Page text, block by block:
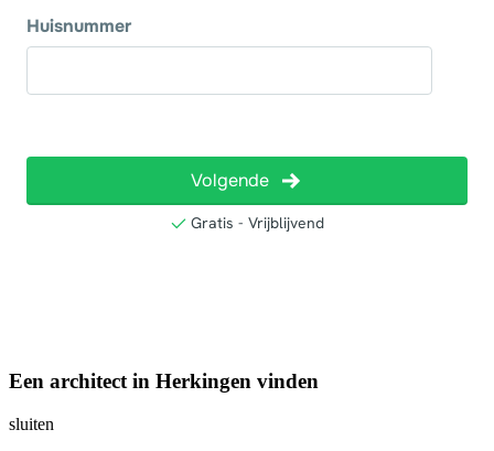
Een architect in Herkingen vinden
sluiten